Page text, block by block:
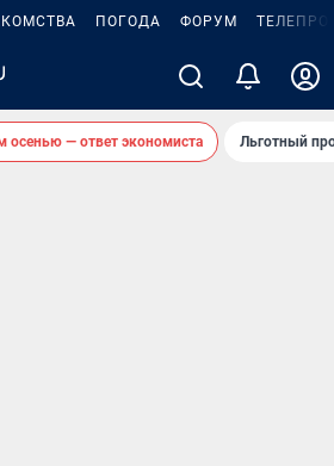
ПОГОДА ФОРУМ
осенью — ответ экономиста Льготный